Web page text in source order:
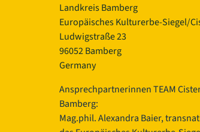
Landkreis Bamberg
Europäisches Kulturerbe-Siegel/
Ludwigstraße 23
96052 Bamberg
Germany
Ansprechpartnerinnen TEAM
Bamberg:
Mag.phil. Alexandra Baier,